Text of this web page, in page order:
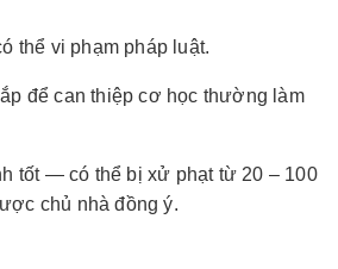
thể vi phạm pháp luật.
để can thiệp cơ học thường làm
tốt — có thể bị xử phạt từ 20 – 100
chủ nhà đồng ý.